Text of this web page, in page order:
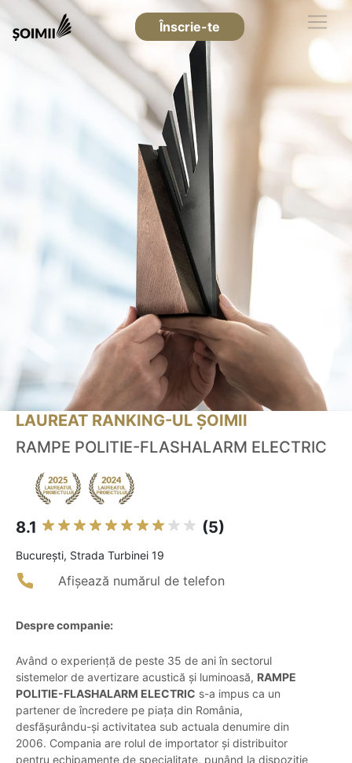
Înscrie-te
LAUREAT RANKING-UL ȘOIMII
RAMPE POLITIE-FLASHALARM ELECTRIC
8.1 (5)
Bucureşti, Strada Turbinei 19
Afișează numărul de telefon
Despre companie:
Având o experiență de peste 35 de ani în sectorul
sistemelor de avertizare acustică și luminoasă, RAMPE
POLITIE-FLASHALARM ELECTRIC s-a impus ca un
partener de încredere pe piața din România,
desfășurându-și activitatea sub actuala denumire din
2006. Compania are rolul de importator și distribuitor
pentru echipamente de specialitate, punând la dispoziție